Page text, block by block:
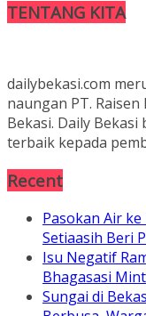
TENTANG KITA
dailybekasi.com
naungan PT.
Bekasi. Daily
terbaik kepada
Recent
Pasokan Air
Setiaasih Beri
Isu Negatif
Bhagasasi
Sungai di